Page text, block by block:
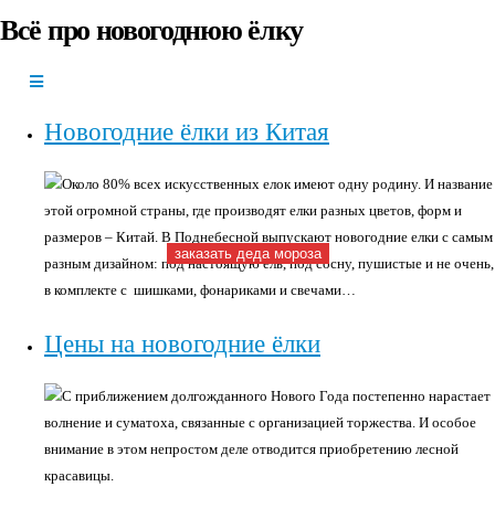
заказать деда мороза
Всё про новогоднюю ёлку
Новогодние ёлки из Китая
Около 80% всех искусственных елок имеют одну родину. И название
этой огромной страны, где производят елки разных цветов, форм и
размеров – Китай. В Поднебесной выпускают новогодние елки с самым
разным дизайном: под настоящую ель, под сосну, пушистые и не очень,
в комплекте с шишками, фонариками и свечами…
Цены на новогодние ёлки
С приближением долгожданного Нового Года постепенно нарастает
волнение и суматоха, связанные с организацией торжества. И особое
внимание в этом непростом деле отводится приобретению лесной
красавицы.